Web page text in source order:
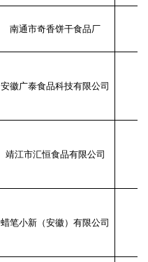
南通市奇香饼干食品厂
安徽广泰食品科技有限公司
靖江市汇恒食品有限公司
蜡笔小新（安徽）有限公司